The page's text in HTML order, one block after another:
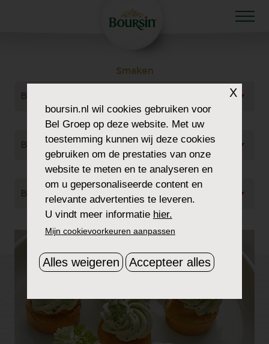
Smaken
Bekijk Alles
Gerecht Type
Bekijk Alles
Soort
Bekijk Alles
X
boursin.nl wil cookies gebruiken voor
Bel Groep op deze website. Met uw
toestemming kunnen wij deze cookies
gebruiken om de prestaties van onze
website te meten en te analyseren en
om u gepersonaliseerde content en
relevante advertenties te leveren.
U vindt meer informatie hier.
Mijn cookievoorkeuren aanpassen
Alles weigeren Accepteer alles